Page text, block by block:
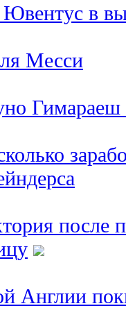
в
Месси
Гимараеш
после
Англии